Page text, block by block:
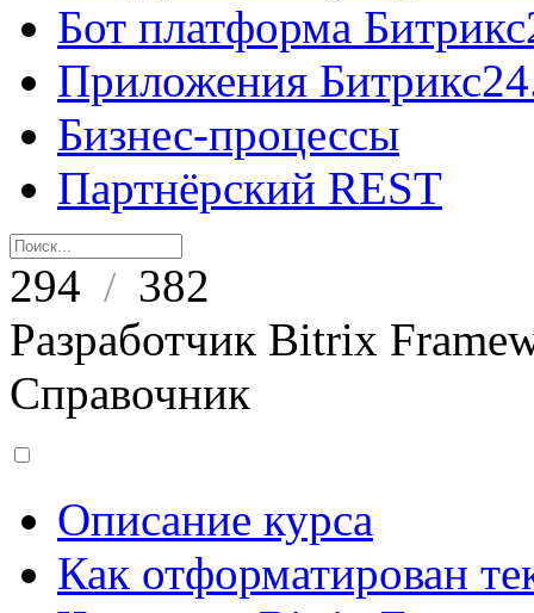
Бот платформа
Приложения
Бизнес-процессы
Партнёрский REST
294 / 382
Разработчик Bitrix
Справочник
Описание курса
Как отформатирован